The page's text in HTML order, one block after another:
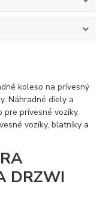
koleso na prívesný
Náhradné diely a
pre prívesné vozíky.
vozíky, blatníky a
DRZWI